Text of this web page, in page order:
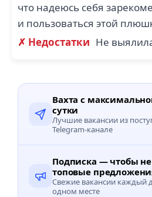
что надеюсь себя
и пользоваться этой
✗ Недостатки Не
Вахта с
сутки
Лучшие вакансии из
Telegram-канале
Подписка — чтобы
топовые
Свежие вакансии каждый
одном месте